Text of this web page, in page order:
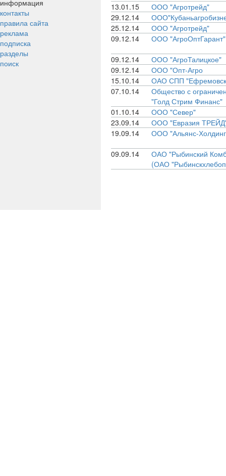
информация
контакты
правила сайта
реклама
подписка
разделы
поиск
13.01.15
ООО "Агротрейд"
29.12.14
25.12.14
ООО "Агротрейд"
09.12.14
ООО "АгроОптГарант"
09.12.14
ООО "АгроТалицкое"
09.12.14
ООО "Опт-Агро
15.10.14
ОАО СПП
07.10.14
Общество с
"Голд Стрим Финанс"
01.10.14
ООО "Север"
23.09.14
ООО "Евразия
19.09.14
ООО "Альянс-
09.09.14
ОАО "Рыбинский
(ОАО